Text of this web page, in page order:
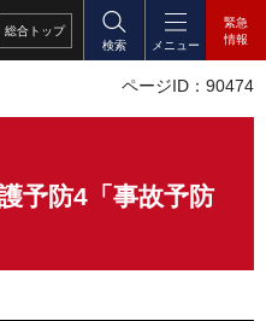
総合 トップ
検索
メニュー
緊急
情報
ページID：90474
予防4「事故予防